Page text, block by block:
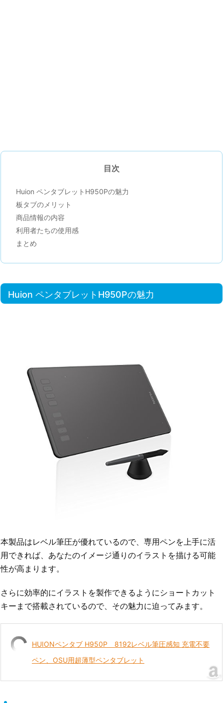
目次
Huion ペンタブレットH950Pの魅力
板タブのメリット
商品情報の内容
利用者たちの使用感
まとめ
Huion ペンタブレットH950Pの魅力
本製品はレベル筆圧が優れているので、専用ペンを上手に活
用できれば、あなたのイメージ通りのイラストを描ける可能
性が高まります。
さらに効率的にイラストを製作できるようにショートカット
キーまで搭載されているので、その魅力に迫ってみます。
HUIONペンタブ H950P 8192レベル筆圧感知 充電不要
ペン、OSU用超薄型ペンタブレット